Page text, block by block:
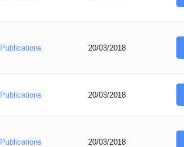
Publications 20/03/2018
Publications 20/03/2018
Publications 20/03/2018